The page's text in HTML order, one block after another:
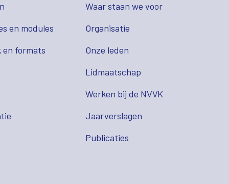
en modules
en formats
Waar staan we voor
Organisatie
Onze leden
Lidmaatschap
Werken bij de NVVK
Jaarverslagen
Publicaties